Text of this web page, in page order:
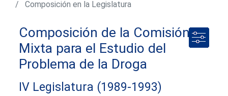
Composición en la Legislatura
Composición de la Comisión
Mixta para el Estudio del
Problema de la Droga
IV Legislatura (1989-1993)